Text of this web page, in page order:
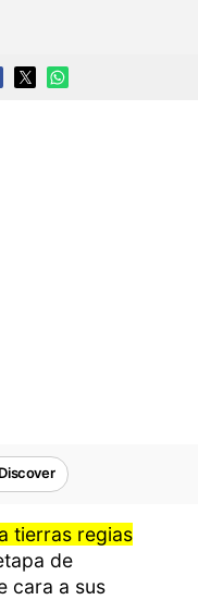
tierras regias
de
cara a sus